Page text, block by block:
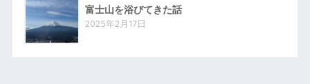
富士山を浴びてきた話
2025年2月17日